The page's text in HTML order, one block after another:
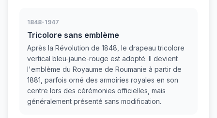
1848-1947
Tricolore sans emblème
Après la Révolution de 1848, le drapeau tricolore
vertical bleu-jaune-rouge est adopté. Il devient
l'emblème du Royaume de Roumanie à partir de
1881, parfois orné des armoiries royales en son
centre lors des cérémonies officielles, mais
généralement présenté sans modification.